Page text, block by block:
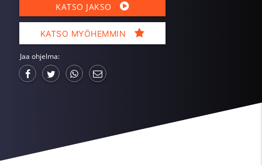
KATSO JAKSO
KATSO MYÖHEMMIN
Jaa ohjelma: